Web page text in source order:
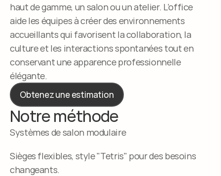
haut de gamme, un salon ou un atelier. L’office
aide les équipes à créer des environnements
accueillants qui favorisent la collaboration, la
culture et les interactions spontanées tout en
conservant une apparence professionnelle
élégante.
Obtenez une estimation
Notre méthode
Systèmes de salon modulaire
Sièges flexibles, style "Tetris" pour des besoins
changeants.